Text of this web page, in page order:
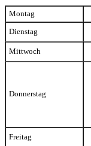
Montag
Dienstag
Mittwoch
Donnerstag
Freitag